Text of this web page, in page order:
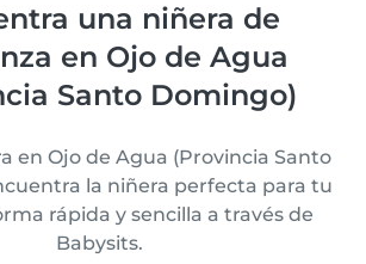
una niñera de
en Ojo de Agua
Santo Domingo)
en Ojo de Agua (Provincia Santo
la niñera perfecta para tu
rápida y sencilla a través de
Babysits.